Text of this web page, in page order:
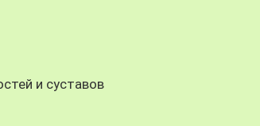
и суставов